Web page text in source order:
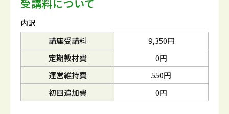
受講料について
内訳
講座受講料
9,350円
定期教材費
0円
運営維持費
550円
初回追加費
0円